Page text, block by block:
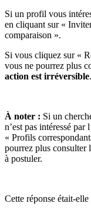
Si un profil vous
en cliquant sur «
comparaison ».
Si vous cliquez sur «
vous ne pourrez plus
action est irréversible.
À noter : Si un
n’est pas intéressé
« Profils
pourrez plus consulter
à postuler.
Cette réponse était-